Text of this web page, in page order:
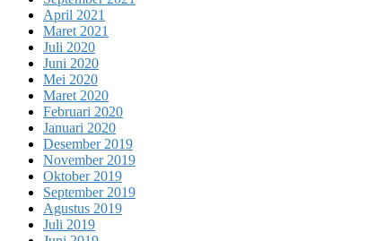
April 2021
Maret 2021
Juli 2020
Juni 2020
Mei 2020
Maret 2020
Februari 2020
Januari 2020
Desember 2019
November 2019
Oktober 2019
September 2019
Agustus 2019
Juli 2019